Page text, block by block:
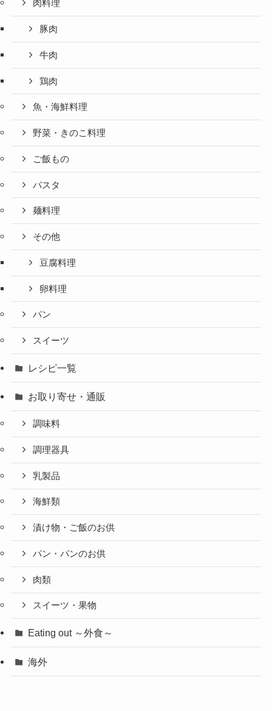
肉料理
豚肉
牛肉
鶏肉
魚・海鮮料理
野菜・きのこ料理
ご飯もの
パスタ
麺料理
その他
豆腐料理
卵料理
パン
スイーツ
レシピ一覧
お取り寄せ・通販
調味料
調理器具
乳製品
海鮮類
漬け物・ご飯のお供
パン・パンのお供
肉類
スイーツ・果物
Eating out ～外食～
海外